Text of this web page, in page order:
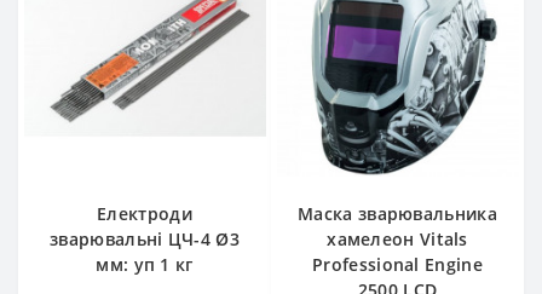
Електроди
зварювальні ЦЧ-4 Ø3
мм: уп 1 кг
Маска зварювальника
хамелеон Vitals
Professional Engine
2500 LCD